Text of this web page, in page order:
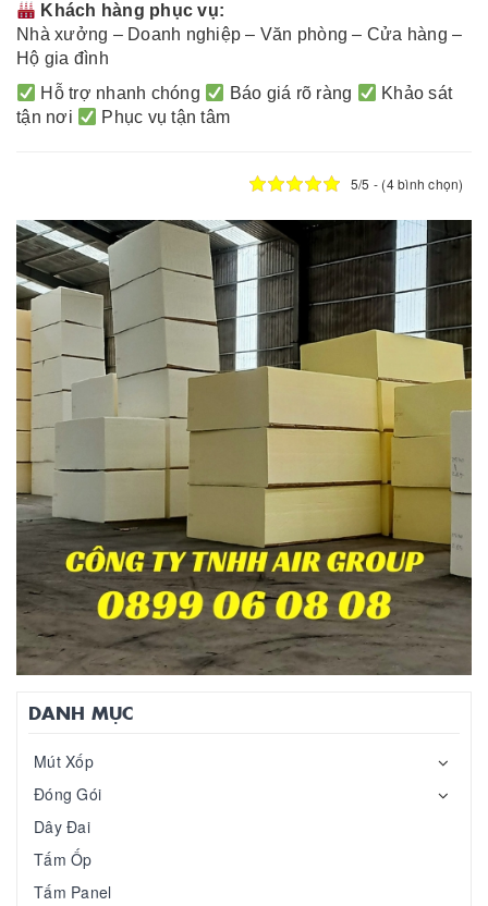
Khách hàng phục vụ:
Nhà xưởng – Doanh nghiệp – Văn phòng – Cửa hàng –
Hộ gia đình
Hỗ trợ nhanh chóng
Báo giá rõ ràng
Khảo sát
tận nơi
Phục vụ tận tâm
5/5 - (4 bình chọn)
DANH MỤC
Mút Xốp
Đóng Gói
Dây Đai
Tấm Ốp
Tấm Panel